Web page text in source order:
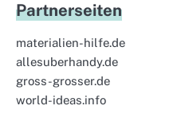
Partnerseiten
materialien-hilfe.de
allesuberhandy.de
gross-grosser.de
world-ideas.info